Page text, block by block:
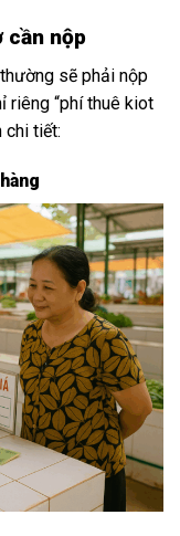
cần nộp
sẽ phải nộp
riêng “phí thuê kiot
chi tiết: